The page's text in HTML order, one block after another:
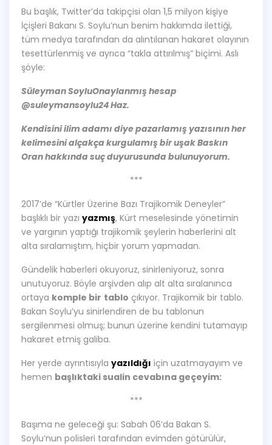
Bu başlık, Twitter’da takipçisi olan 1,5 milyon kişiye
İçişleri Bakanı S. Soylu’nun benim hakkımda ilettiği,
tüm medya tarafından da alıntılanan hakaret olayının
tesettürlenmiş ve ayrıca “takla attırılmış” biçimi. Aslı
şöyle:
Süleyman SoyluOnaylanmış hesap
@suleymansoylu24 Haz.
Kendisini ilim adamı diye pazarlamış yazısının her
kelimesini alçakça kurgulamış bir uşak Baskın
Oran hakkında suç duyurusunda bulunuyorum.
***
2017’de “Kürtler Üzerine Bazı Trajikomik Deneyler”
başlıklı bir yazı yazmış, Kürt meselesinde yönetimin
ve yargının yaptığı trajikomik şeylerin haberlerini alt
alta sıralamıştım, hiçbir yorum yapmadan.
Gündelik haberleri okuyoruz, sinirleniyoruz, sonra
unutuyoruz. Böyle arşivden alıp alt alta sıralanınca
ortaya komple bir tablo çıkıyor. Trajikomik bir tablo.
Bakan Soylu’yu sinirlendiren de bu tablonun
sergilenmesi olmuş; bunun üzerine kendini tutamayıp
hakaret etmiş galiba.
Her yerde ayrıntısıyla yazıldığı için uzatmayayım ve
hemen başlıktaki sualin cevabına geçeyim:
***
Başıma ne geleceği şu: Sabah 06’da Bakan S.
Soylu’nun polisleri tarafından evimden götürülür,